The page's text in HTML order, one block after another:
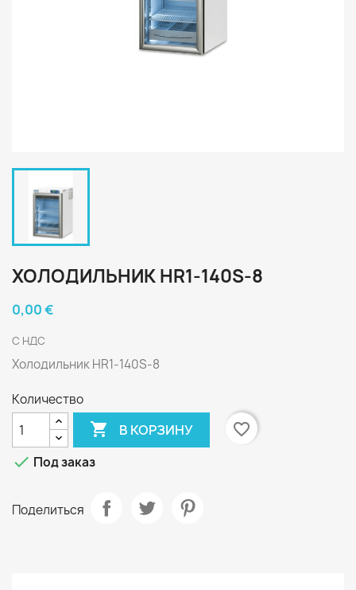
ХОЛОДИЛЬНИК HR1-140S-8
0,00 €
С НДС
Холодильник HR1-140S-8
Количество
 В КОРЗИНУ
favorite_border
 Под заказ
Поделиться